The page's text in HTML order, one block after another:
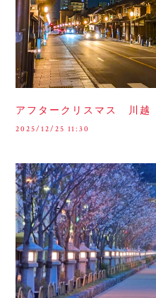
アフタークリスマス 川越
2025/12/25 11:30